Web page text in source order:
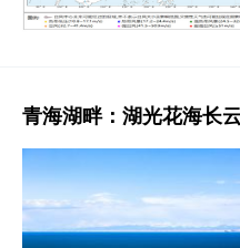
青海湖畔：湖光花海长